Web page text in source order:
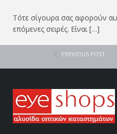
Τότε σίγουρα σας αφορούν
επόμενες σειρές. Είναι […]
PREVIOUS POST